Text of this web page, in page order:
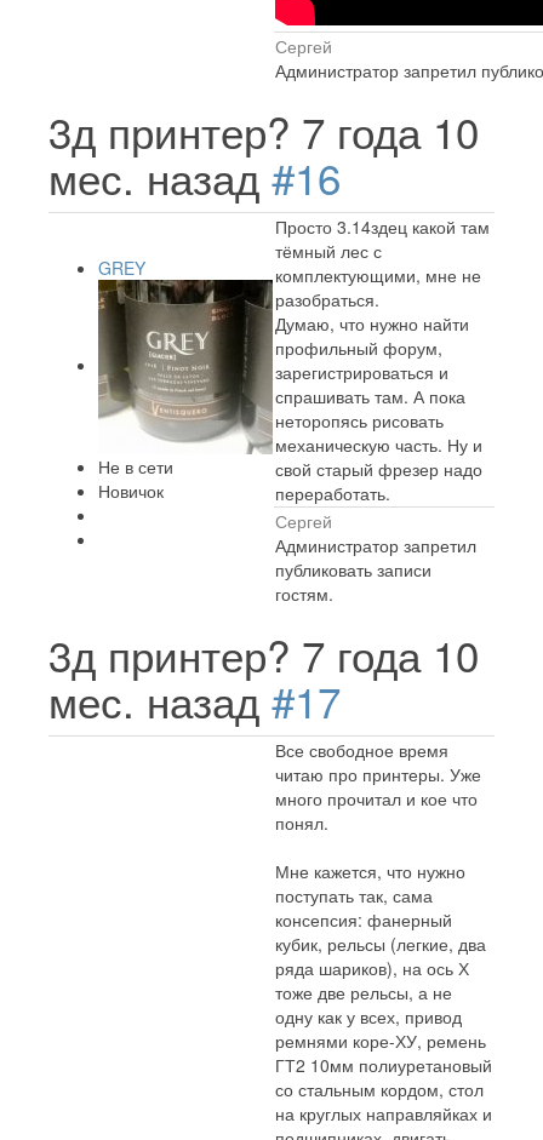
Сергей
Администратор запретил
3д принтер? 7 года 10
мес. назад #16
GREY
Не в сети
Новичок
Просто 3.14здец какой там
тёмный лес с
комплектующими, мне не
разобраться.
Думаю, что нужно найти
профильный форум,
зарегистрироваться и
спрашивать там. А пока
неторопясь рисовать
механическую часть. Ну и
свой старый фрезер надо
переработать.
Сергей
Администратор запретил
публиковать записи
гостям.
3д принтер? 7 года 10
мес. назад #17
Все свободное время
читаю про принтеры. Уже
много прочитал и кое что
понял.
Мне кажется, что нужно
поступать так, сама
консепсия: фанерный
кубик, рельсы (легкие, два
ряда шариков), на ось Х
тоже две рельсы, а не
одну как у всех, привод
ремнями коре-ХУ, ремень
ГТ2 10мм полиуретановый
со стальным кордом, стол
на круглых направляйках и